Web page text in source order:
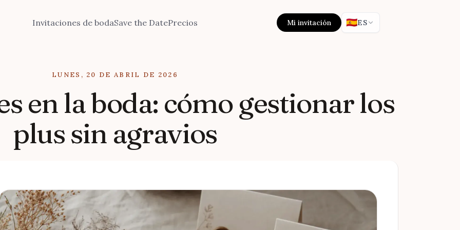
Invitaciones de bodaSave the DatePrecios Mi invitación 🇪🇸ES
LUNES, 20 DE ABRIL DE 2026
en la boda: cómo gestionar los
plus sin agravios